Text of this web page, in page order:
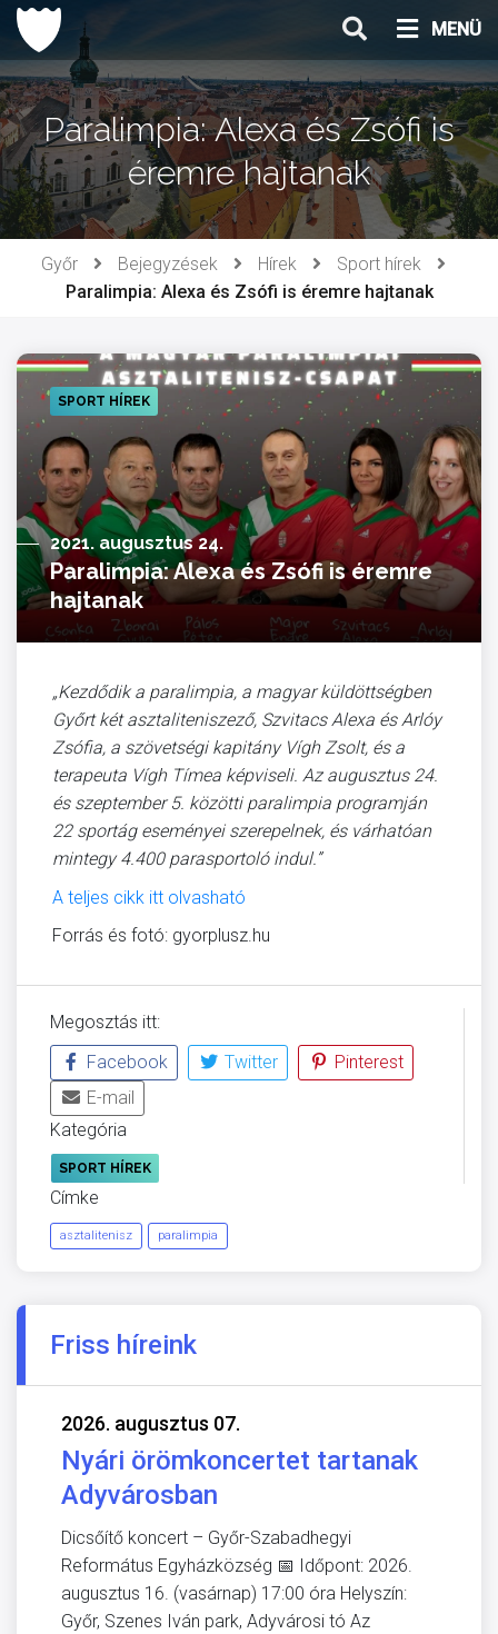
Ugrás
tartalomhoz
MENÜ
Paralimpia: Alexa és Zsófi is
éremre hajtanak
Győr Bejegyzések Hírek
Sport hírek
Paralimpia: Alexa és Zsófi is éremre hajtanak
SPORT HÍREK
2021. augusztus 24.
Paralimpia: Alexa és Zsófi is éremre
hajtanak
„Kezdődik a paralimpia, a magyar küldöttségben
Győrt két asztaliteniszező, Szvitacs Alexa és Arlóy
Zsófia, a szövetségi kapitány Vígh Zsolt, és a
terapeuta Vígh Tímea képviseli. Az augusztus 24.
és szeptember 5. közötti paralimpia programján
22 sportág eseményei szerepelnek, és várhatóan
mintegy 4.400 parasportoló indul.”
A teljes cikk itt olvasható
Forrás és fotó: gyorplusz.hu
Megosztás itt:
Facebook
Twitter
Pinterest
E-mail
Kategória
SPORT HÍREK
Címke
asztalitenisz paralimpia
Friss híreink
2026. augusztus 07.
Nyári örömkoncertet tartanak
Adyvárosban
Dicsőítő koncert – Győr-Szabadhegyi
Református Egyházközség 📅 Időpont: 2026.
augusztus 16. (vasárnap) 17:00 óra Helyszín:
Győr, Szenes Iván park, Adyvárosi tó Az